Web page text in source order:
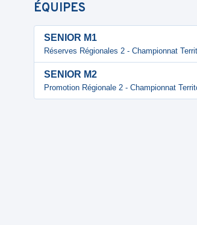
ÉQUIPES
SENIOR M1
Réserves Régionales 2 - Championnat
SENIOR M2
Promotion Régionale 2 - Championnat